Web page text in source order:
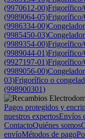
(9970612-00)Frigorífico/
(9989064-05)Frigorífico/
(9986334-00)
(9985450-03)
(9989354-00)Frigorífico/
(9989044-01)Frigorífico/
(9927197-01)Frigorífico/
(9989056-00)
03)Frigorífico o
(998900301)
Pagos protegidos y
nuestros expertosEnvíos
ContactoQuiénes somos
envíoMétodos de pago